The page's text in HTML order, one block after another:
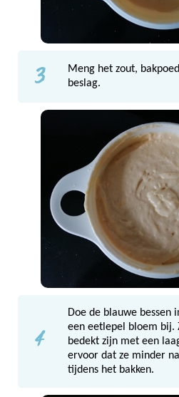
3
Meng het zout,
beslag.
4
Doe de blauwe bessen
een eetlepel bloem bij.
bedekt zijn met een
ervoor dat ze minder
tijdens het bakken.